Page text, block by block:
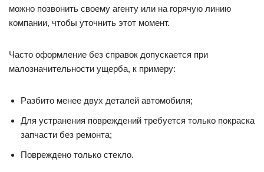
можно позвонить своему агенту или на горячую линию
компании, чтобы уточнить этот момент.
Часто оформление без справок допускается при
малозначительности ущерба, к примеру:
Разбито менее двух деталей автомобиля;
Для устранения повреждений требуется только покраска
запчасти без ремонта;
Повреждено только стекло.